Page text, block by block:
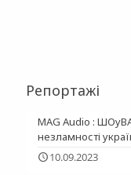
Репортажі
MAG Audio :
незламності
10.09.2023